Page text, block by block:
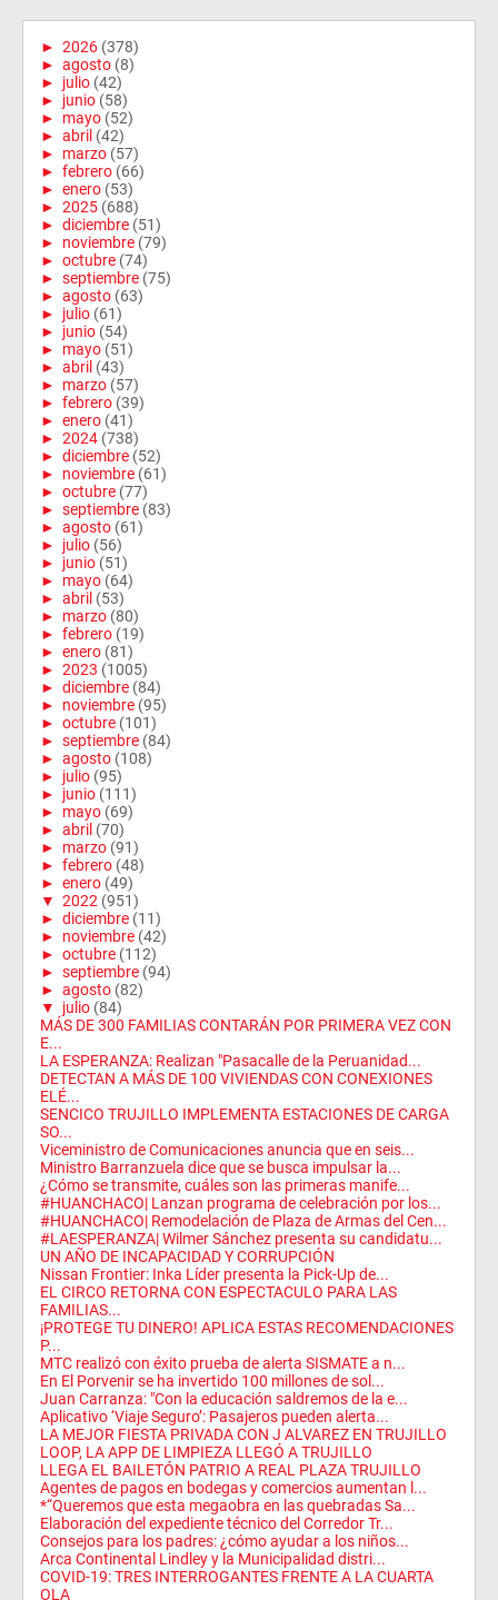
► 2026 (378)
► agosto (8)
► julio (42)
► junio (58)
► mayo (52)
► abril (42)
► marzo (57)
► febrero (66)
► enero (53)
► 2025 (688)
► diciembre (51)
► noviembre (79)
► octubre (74)
► septiembre (75)
► agosto (63)
► julio (61)
► junio (54)
► mayo (51)
► abril (43)
► marzo (57)
► febrero (39)
► enero (41)
► 2024 (738)
► diciembre (52)
► noviembre (61)
► octubre (77)
► septiembre (83)
► agosto (61)
► julio (56)
► junio (51)
► mayo (64)
► abril (53)
► marzo (80)
► febrero (19)
► enero (81)
► 2023 (1005)
► diciembre (84)
► noviembre (95)
► octubre (101)
► septiembre (84)
► agosto (108)
► julio (95)
► junio (111)
► mayo (69)
► abril (70)
► marzo (91)
► febrero (48)
► enero (49)
▼ 2022 (951)
► diciembre (11)
► noviembre (42)
► octubre (112)
► septiembre (94)
► agosto (82)
▼
julio (84)
MÁS DE 300 FAMILIAS CONTARÁN POR PRIMERA VEZ CON
E...
LA ESPERANZA: Realizan "Pasacalle de la Peruanidad...
DETECTAN A MÁS DE 100 VIVIENDAS CON CONEXIONES
ELÉ...
SENCICO TRUJILLO IMPLEMENTA ESTACIONES DE CARGA
SO...
Viceministro de Comunicaciones anuncia que en seis...
Ministro Barranzuela dice que se busca impulsar la...
¿Cómo se transmite, cuáles son las primeras manife...
#HUANCHACO| Lanzan programa de celebración por los...
#HUANCHACO| Remodelación de Plaza de Armas del Cen...
#LAESPERANZA| Wilmer Sánchez presenta su candidatu...
UN AÑO DE INCAPACIDAD Y CORRUPCIÓN
Nissan Frontier: Inka Líder presenta la Pick-Up de...
EL CIRCO RETORNA CON ESPECTACULO PARA LAS
FAMILIAS...
¡PROTEGE TU DINERO! APLICA ESTAS RECOMENDACIONES
P...
MTC realizó con éxito prueba de alerta SISMATE a n...
En El Porvenir se ha invertido 100 millones de sol...
Juan Carranza: "Con la educación saldremos de la e...
Aplicativo ‘Viaje Seguro’: Pasajeros pueden alerta...
LA MEJOR FIESTA PRIVADA CON J ALVAREZ EN TRUJILLO
LOOP, LA APP DE LIMPIEZA LLEGÓ A TRUJILLO
LLEGA EL BAILETÓN PATRIO A REAL PLAZA TRUJILLO
Agentes de pagos en bodegas y comercios aumentan l...
*“Queremos que esta megaobra en las quebradas Sa...
Elaboración del expediente técnico del Corredor Tr...
Consejos para los padres: ¿cómo ayudar a los niños...
Arca Continental Lindley y la Municipalidad distri...
COVID-19: TRES INTERROGANTES FRENTE A LA CUARTA
OLA